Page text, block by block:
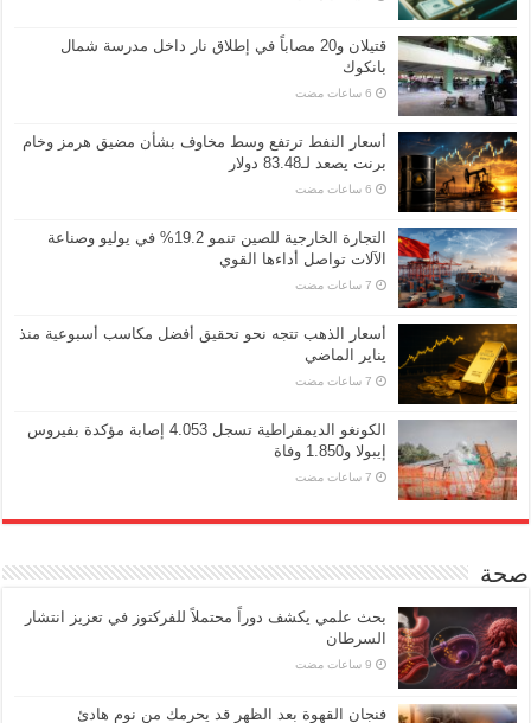
قتيلان و20 مصاباً في إطلاق نار داخل مدرسة شمال
بانكوك
أسعار النفط ترتفع وسط مخاوف بشأن مضيق هرمز وخام
برنت يصعد لـ83.48 دولار
التجارة الخارجية للصين تنمو 19.2% في يوليو وصناعة
الآلات تواصل أداءها القوي
أسعار الذهب تتجه نحو تحقيق أفضل مكاسب أسبوعية منذ
يناير الماضي
الكونغو الديمقراطية تسجل 4.053 إصابة مؤكدة بفيروس
إيبولا و1.850 وفاة
صحة
بحث علمي يكشف دوراً محتملاً للفركتوز في تعزيز انتشار
السرطان
فنجان القهوة بعد الظهر قد يحرمك من نوم هادئ